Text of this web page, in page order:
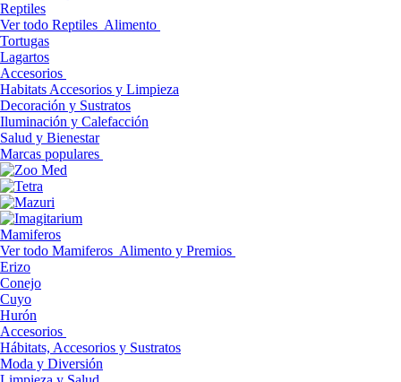
Reptiles
Ver todo Reptiles Alimento
Tortugas
Lagartos
Accesorios
Habitats Accesorios y Limpieza
Decoración y Sustratos
Iluminación y Calefacción
Salud y Bienestar
Marcas populares
Mamiferos
Ver todo Mamiferos Alimento y Premios
Erizo
Conejo
Cuyo
Hurón
Accesorios
Hábitats, Accesorios y Sustratos
Moda y Diversión